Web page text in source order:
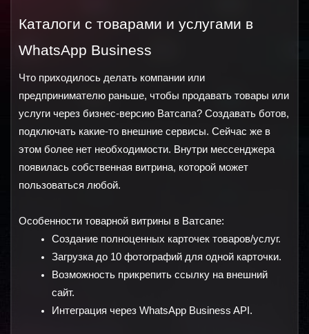
Каталоги с товарами и услугами в
WhatsApp Business
Что приходилось делать компании или
предпринимателю раньше, чтобы продавать товары или
услуги через бизнес-версию Ватсапа? Создавать ботов,
подключать какие-то внешние сервисы. Сейчас же в
этом более нет необходимости. Внутри мессенджера
появилась собственная витрина, которой может
пользоваться любой.
Особенности товарной витрины в Ватсапе:
Создание полноценных карточек товаров/услуг.
Загрузка до 10 фотографий для одной карточки.
Возможность прикрепить ссылку на внешний
сайт.
Интеграция через WhatsApp Business API.